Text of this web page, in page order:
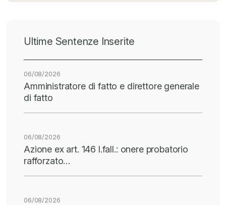
Ultime Sentenze Inserite
06/08/2026
Amministratore di fatto e direttore generale
di fatto
06/08/2026
Azione ex art. 146 l.fall.: onere probatorio
rafforzato…
06/08/2026